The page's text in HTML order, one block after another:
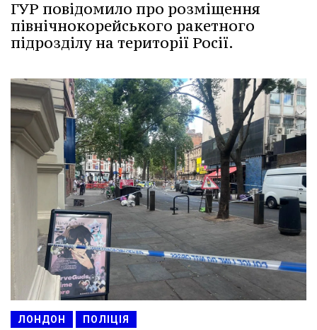
ГУР повідомило про розміщення
північнокорейського ракетного
підрозділу на території Росії.
ЛОНДОН ПОЛІЦІЯ